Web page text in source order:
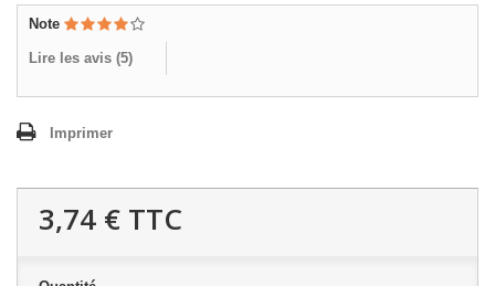
Note
Lire les avis (5)
Imprimer
3,74 € TTC